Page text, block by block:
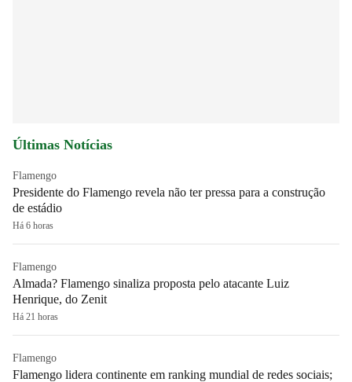
Últimas Notícias
Flamengo
Presidente do Flamengo revela não ter pressa para a construção
de estádio
Há 6 horas
Flamengo
Almada? Flamengo sinaliza proposta pelo atacante Luiz
Henrique, do Zenit
Há 21 horas
Flamengo
Flamengo lidera continente em ranking mundial de redes sociais;